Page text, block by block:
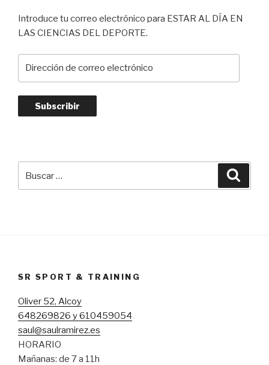
Introduce tu correo electrónico para ESTAR AL DÍA EN
LAS CIENCIAS DEL DEPORTE.
electrónico
Subscribir
por:
SR SPORT & TRAINING
Oliver 52, Alcoy
648269826 y 610459054
saul@saulramirez.es
HORARIO
Mañanas: de 7 a 11h